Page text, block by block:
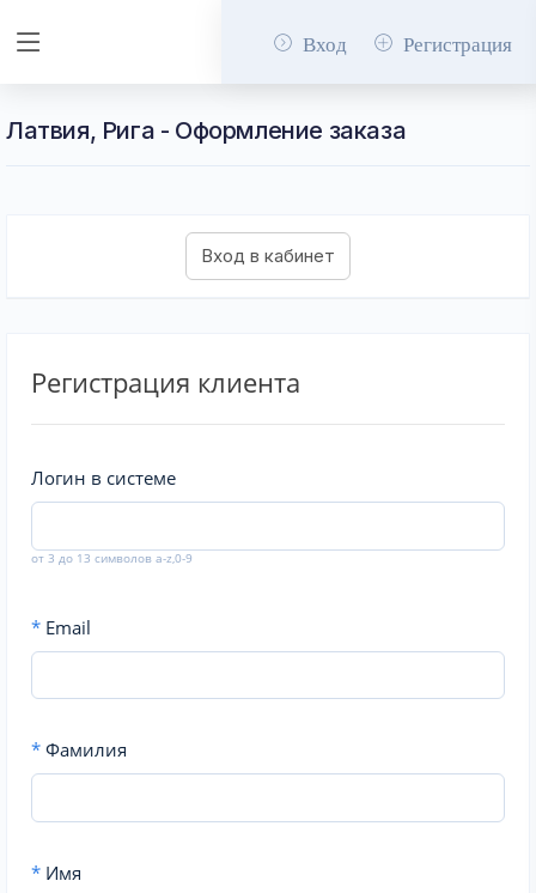
Вход Регистрация
Латвия, Рига - Оформление заказа
Регистрация клиента
Логин в системе
от 3 до 13 символов a-z,0-9
* Email
* Фамилия
* Имя